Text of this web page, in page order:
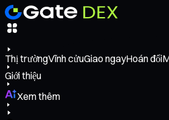
Thị trườngVĩnh cửuGiao ngayHoán đổi
Giới thiệu
Xem thêm